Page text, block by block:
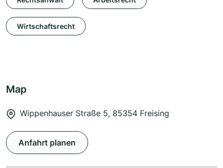
Wirtschaftsrecht
Map
Wippenhauser Straße 5, 85354 Freising
Anfahrt planen